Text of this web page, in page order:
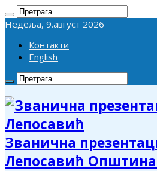
Недеља, 9.август 2026
Контакти
English
Званична
Лепосавић